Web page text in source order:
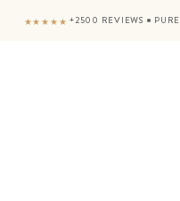
★★★★★ +2500 REVIEWS ●